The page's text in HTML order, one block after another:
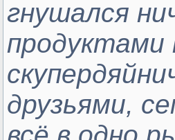
гнушался
друзьями,